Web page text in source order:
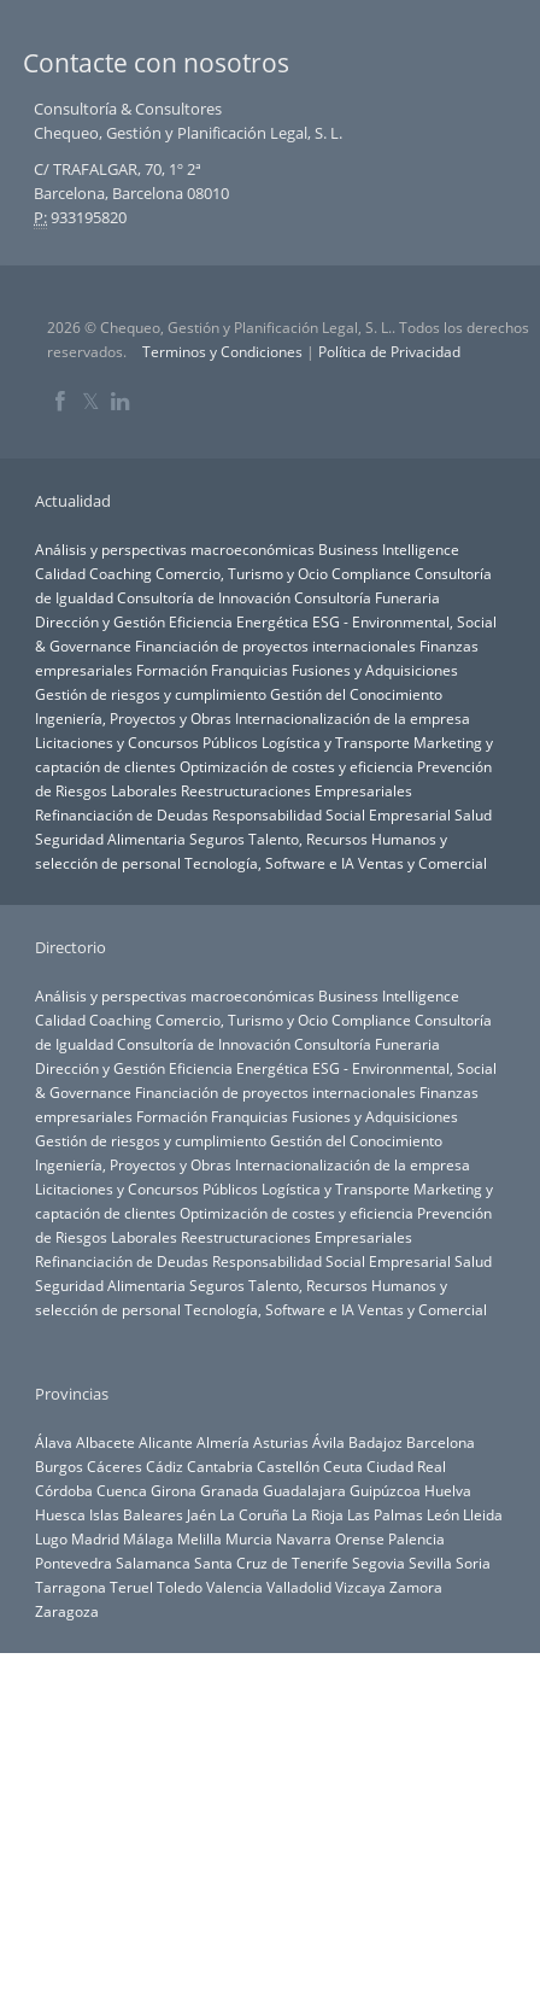
Contacte con nosotros
Consultoría & Consultores
Chequeo, Gestión y Planificación Legal, S. L.
C/ TRAFALGAR, 70, 1º 2ª
Barcelona, Barcelona 08010
P:933195820
2026 © Chequeo, Gestión y Planificación Legal, S. L.. Todos los derechos
reservados.
Terminos y Condiciones | Política de Privacidad
𝕏
Actualidad
Análisis y perspectivas macroeconómicas Business Intelligence
CalidadCoachingComercio, Turismo y OcioCompliance Consultoría
de IgualdadConsultoría de InnovaciónConsultoría Funeraria
Dirección y Gestión Eficiencia Energética ESG - Environmental, Social
& Governance Financiación de proyectos internacionales Finanzas
empresariales Formación Franquicias Fusiones y Adquisiciones
Gestión de riesgos y cumplimientoGestión del Conocimiento
Ingeniería, Proyectos y Obras Internacionalización de la empresa
Licitaciones y Concursos Públicos Logística y Transporte Marketing y
captación de clientes Optimización de costes y eficiencia Prevención
de Riesgos Laborales Reestructuraciones Empresariales
Refinanciación de Deudas Responsabilidad Social Empresarial Salud
Seguridad Alimentaria Seguros Talento, Recursos Humanos y
selección de personal Tecnología, Software e IAVentas y Comercial
Directorio
Análisis y perspectivas macroeconómicas Business Intelligence
CalidadCoachingComercio, Turismo y OcioCompliance Consultoría
de IgualdadConsultoría de InnovaciónConsultoría Funeraria
Dirección y Gestión Eficiencia Energética ESG - Environmental, Social
& Governance Financiación de proyectos internacionales Finanzas
empresariales Formación Franquicias Fusiones y Adquisiciones
Gestión de riesgos y cumplimientoGestión del Conocimiento
Ingeniería, Proyectos y Obras Internacionalización de la empresa
Licitaciones y Concursos Públicos Logística y Transporte Marketing y
captación de clientes Optimización de costes y eficiencia Prevención
de Riesgos Laborales Reestructuraciones Empresariales
Refinanciación de Deudas Responsabilidad Social Empresarial Salud
Seguridad Alimentaria Seguros Talento, Recursos Humanos y
selección de personal Tecnología, Software e IAVentas y Comercial
Provincias
Álava Albacete Alicante Almería Asturias Ávila Badajoz Barcelona
Burgos Cáceres Cádiz Cantabria CastellónCeuta Ciudad Real
Córdoba Cuenca Girona Granada Guadalajara Guipúzcoa Huelva
Huesca Islas Baleares Jaén La Coruña La Rioja Las Palmas León Lleida
Lugo Madrid Málaga Melilla Murcia Navarra Orense Palencia
Pontevedra Salamanca Santa Cruz de Tenerife Segovia Sevilla Soria
Tarragona Teruel ToledoValencia ValladolidVizcaya Zamora
Zaragoza